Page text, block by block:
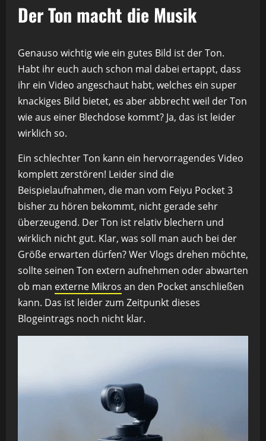
Der Ton macht die Musik
Genauso wichtig wie ein gutes Bild ist der Ton.
Habt ihr euch auch schon mal dabei ertappt, dass
ihr ein Video angeschaut habt, welches ein super
knackiges Bild bietet, es aber abbrecht weil der Ton
wie aus einer Blechdose kommt? Ja, das ist leider
wirklich so.
Ein schlechter Ton kann ein hervorragendes Video
komplett zerstören! Leider sind die
Beispielaufnahmen, die man vom Feiyu Pocket 3
bisher zu hören bekommt, nicht gerade sehr
überzeugend. Der Ton ist relativ blechern und
wirklich nicht gut. Klar, was soll man auch bei der
Größe erwarten dürfen? Wer Vlogs drehen möchte,
sollte seinen Ton extern aufnehmen oder abwarten
ob man externe Mikros an den Pocket anschließen
kann. Das ist leider zum Zeitpunkt dieses
Blogeintrags noch nicht klar.